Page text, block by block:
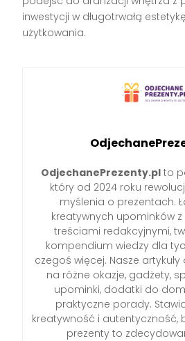
inwestycji w długotrwałą
użytkowania.
OdjechanePrezenty.pl to
który od 2024 roku
myślenia o prezentach.
kreatywnych upominków
treściami redakcyjnymi,
kompendium wiedzy dla
czegoś więcej. Nasze
na różne okazje, gadżety,
upominki, dodatki do
praktyczne porady.
kreatywność i autentyczność,
prezenty to